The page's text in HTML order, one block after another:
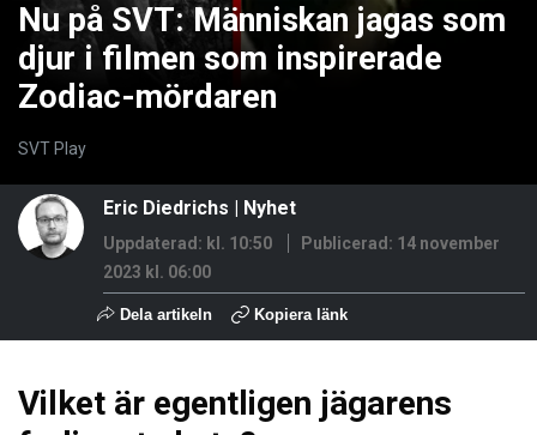
Nu på SVT: Människan jagas som
djur i filmen som inspirerade
Zodiac-mördaren
SVT Play
Eric Diedrichs | Nyhet
Uppdaterad: kl. 10:50 Publicerad: 14 november
2023 kl. 06:00
Dela artikeln Kopiera länk
Vilket är egentligen jägarens